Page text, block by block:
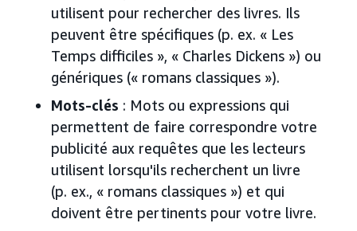
utilisent pour rechercher des livres. Ils
peuvent être spécifiques (p. ex. « Les
Temps difficiles », « Charles Dickens ») ou
génériques (« romans classiques »).
Mots-clés : Mots ou expressions qui
permettent de faire correspondre votre
publicité aux requêtes que les lecteurs
utilisent lorsqu'ils recherchent un livre
(p. ex., « romans classiques ») et qui
doivent être pertinents pour votre livre.